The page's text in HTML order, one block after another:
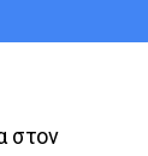
στον